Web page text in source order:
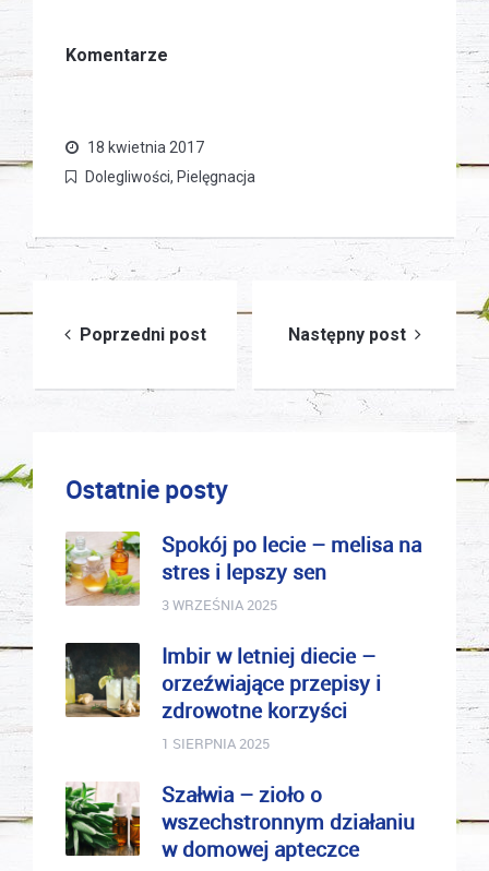
Komentarze
18 kwietnia 2017
Dolegliwości, Pielęgnacja
wpisu
Poprzedni post Następny post
Ostatnie posty
Spokój po lecie – melisa na
stres i lepszy sen
3 WRZEŚNIA 2025
Imbir w letniej diecie –
orzeźwiające przepisy i
zdrowotne korzyści
1 SIERPNIA 2025
Szałwia – zioło o
wszechstronnym działaniu
w domowej apteczce